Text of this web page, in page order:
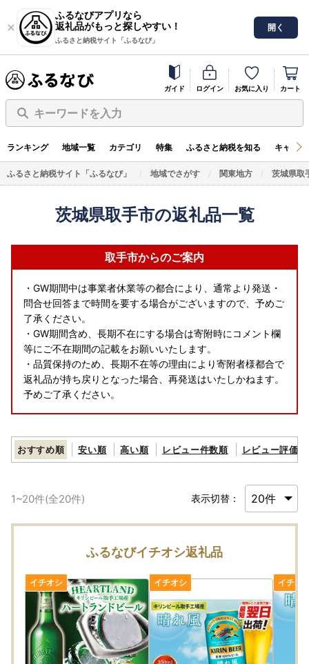
ふるなびアプリなら
返礼品がもっと探しやすい！
ふるさと納税サイト「ふるなび」
開く
ガイド ログイン お気に入り カート
キーワードを入力
ランキング 地域一覧 カテゴリ 特集 ふるさと納税を知る キャン
ふるさと納税サイト「ふるなび」 地域でさがす 関東地方 茨城県取
茨城県取手市の返礼品一覧
取手市からのご案内
・GW期間中は事業者休業等の都合により、通常より発送・
問合せ回答まで時間を要する場合がございますので、予めご
了承ください。
・GW期間含め、長期不在にする場合は寄附時にコメント欄
等にご不在期間の記載をお願いいたします。
・品質保持のため、長期不在等の理由により寄附者様都合で
返礼品が持ち戻りとなった場合、再発送はいたしかねます。
予めご了承ください。
おすすめ順 安い順 高い順 レビュー件数順 レビュー評価順
1~20件(全20件) 表示切替：
ふるなびイチオシ返礼品